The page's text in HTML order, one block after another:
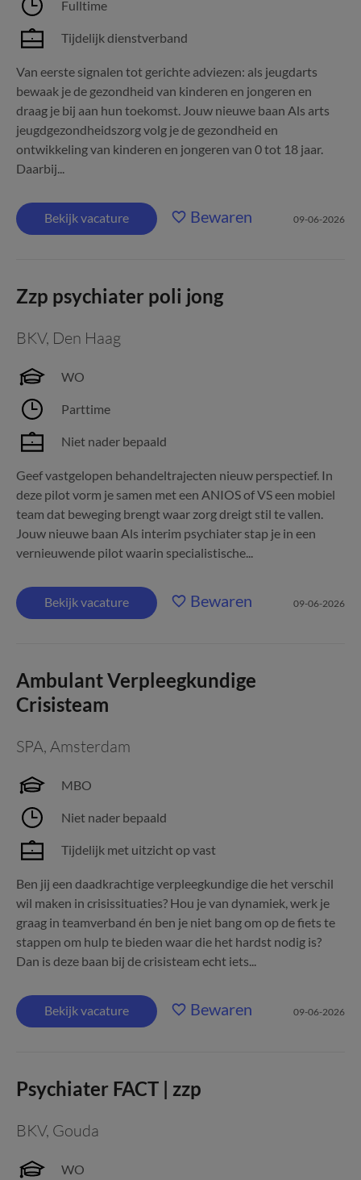
Fulltime
Tijdelijk dienstverband
Van eerste signalen tot gerichte adviezen: als jeugdarts
bewaak je de gezondheid van kinderen en jongeren en
draag je bij aan hun toekomst. Jouw nieuwe baan Als arts
jeugdgezondheidszorg volg je de gezondheid en
ontwikkeling van kinderen en jongeren van 0 tot 18 jaar.
Daarbij...
Bekijk vacature Bewaren 09-06-2026
Zzp psychiater poli jong
BKV, Den Haag
WO
Parttime
Niet nader bepaald
Geef vastgelopen behandeltrajecten nieuw perspectief. In
deze pilot vorm je samen met een ANIOS of VS een mobiel
team dat beweging brengt waar zorg dreigt stil te vallen.
Jouw nieuwe baan Als interim psychiater stap je in een
vernieuwende pilot waarin specialistische...
Bekijk vacature Bewaren 09-06-2026
Ambulant Verpleegkundige
Crisisteam
SPA, Amsterdam
MBO
Niet nader bepaald
Tijdelijk met uitzicht op vast
Ben jij een daadkrachtige verpleegkundige die het verschil
wil maken in crisissituaties? Hou je van dynamiek, werk je
graag in teamverband én ben je niet bang om op de fiets te
stappen om hulp te bieden waar die het hardst nodig is?
Dan is deze baan bij de crisisteam echt iets...
Bekijk vacature Bewaren 09-06-2026
Psychiater FACT | zzp
BKV, Gouda
WO